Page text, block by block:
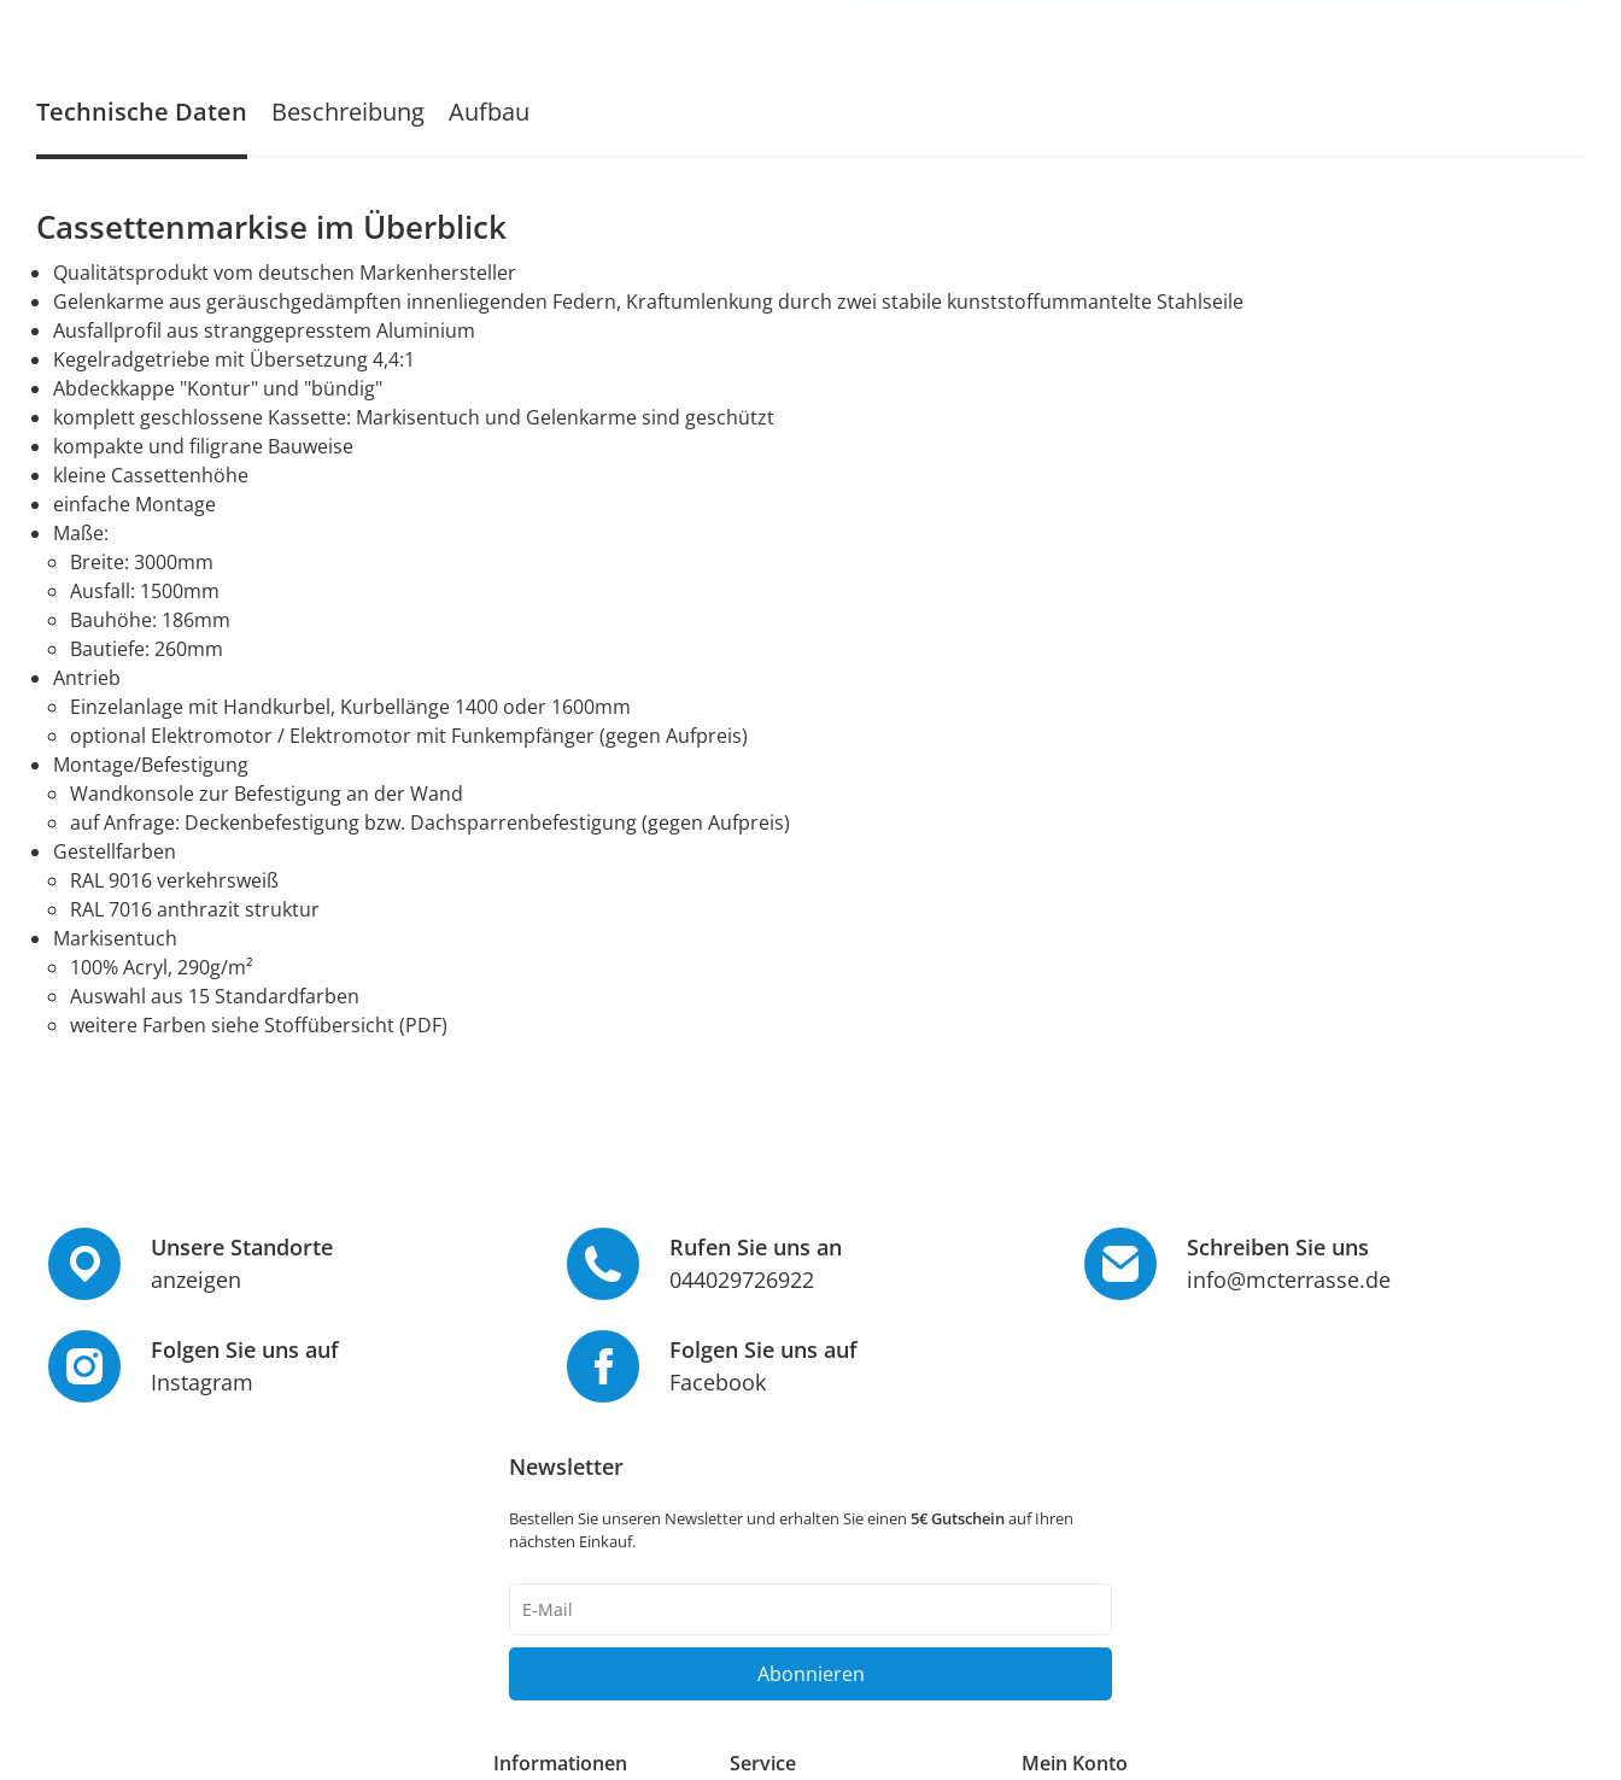
Technische Daten
Cassettenmarkise im Überblick
Qualitätsprodukt vom deutschen Markenhersteller
Gelenkarme aus geräuschgedämpften innenliegenden Federn, Kraftumlenkung durch zwei stabile kunststoffummantelte Stahlseile
Ausfallprofil aus stranggepresstem Aluminium
Kegelradgetriebe mit Übersetzung 4,4:1
Abdeckkappe "Kontur" und "bündig"
komplett geschlossene Kassette: Markisentuch und Gelenkarme sind geschützt
kompakte und filigrane Bauweise
kleine Cassettenhöhe
einfache Montage
Maße:
Breite: 3000mm
Ausfall: 1500mm
Bauhöhe: 186mm
Bautiefe: 260mm
Antrieb
Einzelanlage mit Handkurbel, Kurbellänge 1400 oder 1600mm
optional Elektromotor / Elektromotor mit Funkempfänger (gegen Aufpreis)
Montage/Befestigung
Wandkonsole zur Befestigung an der Wand
auf Anfrage: Deckenbefestigung bzw. Dachsparrenbefestigung (gegen Aufpreis)
Gestellfarben
RAL 9016 verkehrsweiß
RAL 7016 anthrazit struktur
Markisentuch
100% Acryl, 290g/m²
Auswahl aus 15 Standardfarben
weitere Farben siehe Stoffübersicht (PDF)
Beschreibung Aufbau
Unsere Standorte
anzeigen
Rufen Sie uns an
044029726922
Schreiben Sie uns
info@mcterrasse.de
Folgen Sie uns auf
Instagram
Folgen Sie uns auf
Facebook
Newsletter
Bestellen Sie unseren Newsletter und erhalten Sie einen 5€ Gutscheinauf Ihren
nächsten Einkauf.
Honig
Abonnieren
Informationen Service Mein Konto